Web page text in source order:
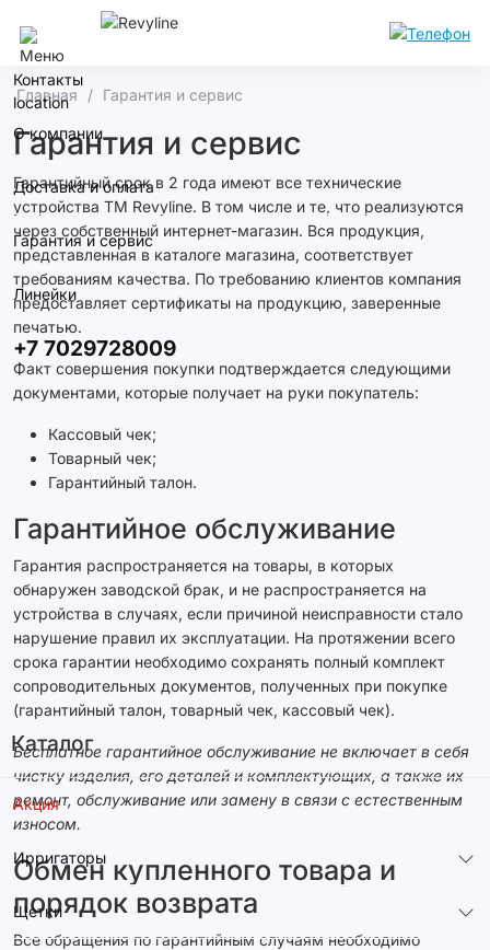
Контакты
О компании
Доставка и оплата
Гарантия и сервис
Линейки
+7 7029728009
Каталог
Акция
Ирригаторы
Щетки
Главная Гарантия и сервис
Гарантия и сервис
Гарантийный срок в 2 года имеют все технические
устройства ТМ Revyline. В том числе и те, что реализуются
через собственный интернет-магазин. Вся продукция,
представленная в каталоге магазина, соответствует
требованиям качества. По требованию клиентов компания
предоставляет сертификаты на продукцию, заверенные
печатью.
Факт совершения покупки подтверждается следующими
документами, которые получает на руки покупатель:
Кассовый чек;
Товарный чек;
Гарантийный талон.
Гарантийное обслуживание
Гарантия распространяется на товары, в которых
обнаружен заводской брак, и не распространяется на
устройства в случаях, если причиной неисправности стало
нарушение правил их эксплуатации. На протяжении всего
срока гарантии необходимо сохранять полный комплект
сопроводительных документов, полученных при покупке
(гарантийный талон, товарный чек, кассовый чек).
Бесплатное гарантийное обслуживание не включает в себя
чистку изделия, его деталей и комплектующих, а также их
ремонт, обслуживание или замену в связи с естественным
износом.
Обмен купленного товара и
порядок возврата
Все обращения по гарантийным случаям необходимо